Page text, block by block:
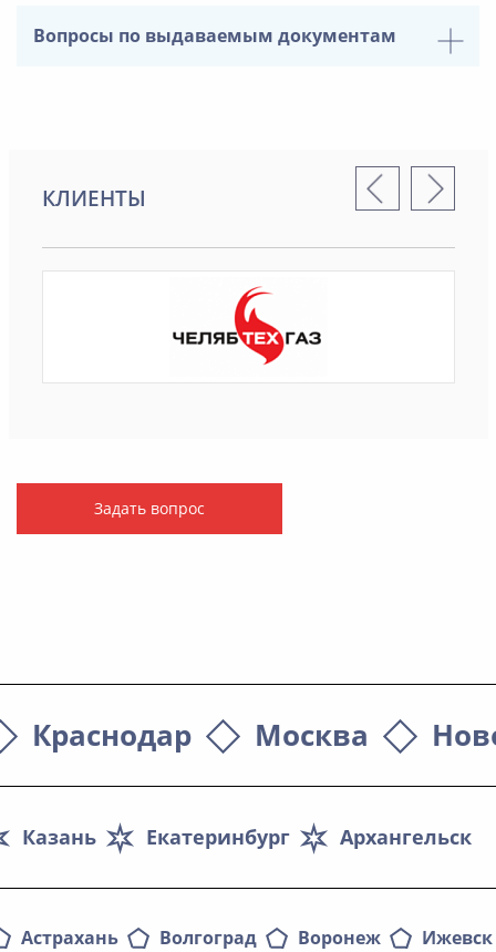
Вопросы по выдаваемым документам
КЛИЕНТЫ
Задать вопрос
Краснодар Москва
Архангельск
Екатеринбург
Казань
Астрахань Волгоград Воронеж Ижевск